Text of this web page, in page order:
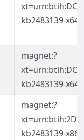
kb2483139-
magnet:?
kb2483139-
magnet:?
kb2483139-